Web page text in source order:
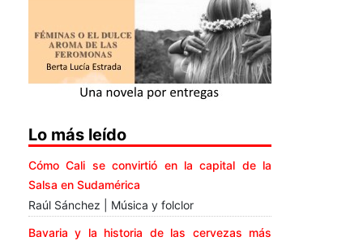
Lo más leído
Cómo Cali se convirtió en la capital de la
Salsa en Sudamérica
Raúl Sánchez | Música y folclor
Bavaria y la historia de las cervezas más